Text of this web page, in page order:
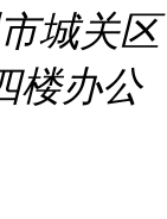
城关区
楼办公